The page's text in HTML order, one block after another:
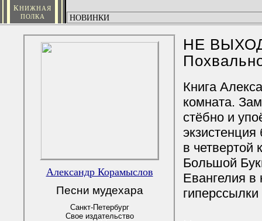
КНИЖНАЯ
ПОЛКА
Александр Корамыслов
Песни мудехара
Санкт-Петербург
Свое издательство
НЕ
Книга
комната.
стёбно и
в четвертой
Большой
Евангелия